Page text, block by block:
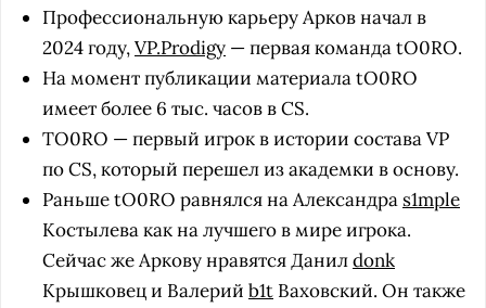
Профессиональную карьеру Арков начал в
2024 году,VP.Prodigy — первая команда tO0RO.
На момент публикации материала tO0RO
имеет более 6 тыс. часов в CS.
TO0RO — первый игрок в истории состава VP
по CS, который перешел из академки в основу.
Раньше tO0RO равнялся на Александра s1mple
Костылева как на лучшего в мире игрока.
Сейчас же Аркову нравятся Данилdonk
Крышковец и Валерий b1t Ваховский. Он также